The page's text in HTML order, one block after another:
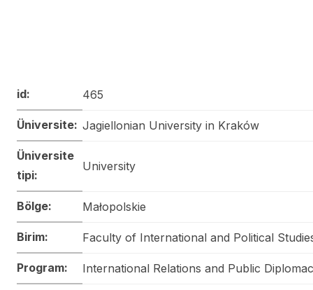
id: 465
Üniversite: Jagiellonian University in Kraków
Üniversite
tipi:
University
Bölge: Małopolskie
Birim: Faculty of International and Political
Program: International Relations and Public